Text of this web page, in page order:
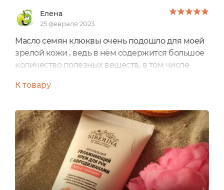
Елена
25 февраля 2023
Масло семян клюквы очень подошло для моей
зрелой кожи , ведь в нём содержится большое
количество полезных веществ, в том числе
Распределяю капельку масла на лицо , слегка
похлопываю подушечками пальцев , получаю
замечательный эффект- кожа приободряется,
смягчается, отражение в зеркале улыбается 🙂.
Советую!
К товару